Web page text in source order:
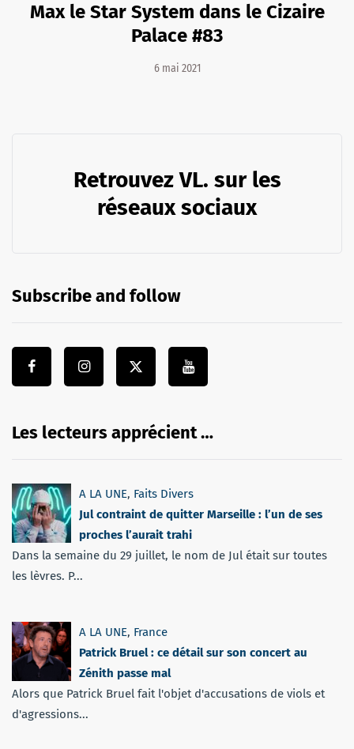
Max le Star System dans le Cizaire
Palace #83
6 mai 2021
Retrouvez VL. sur les
réseaux sociaux
Subscribe and follow
Les lecteurs apprécient …
A LA UNE, Faits Divers
Jul contraint de quitter Marseille : l’un de ses
proches l’aurait trahi
Dans la semaine du 29 juillet, le nom de Jul était sur toutes
les lèvres. P...
A LA UNE, France
Patrick Bruel : ce détail sur son concert au
Zénith passe mal
Alors que Patrick Bruel fait l'objet d'accusations de viols et
d'agressions...